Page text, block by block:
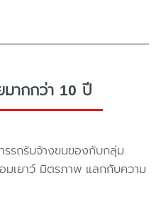
มากกว่า 10 ปี
รรถรับจ้างขนของกับกลุ่ม
มเยาว์ มิตรภาพ แลกกับความ